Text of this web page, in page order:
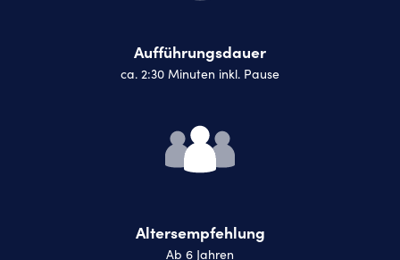
Aufführungsdauer
ca. 2:30 Minuten inkl. Pause
Altersempfehlung
Ab 6 Jahren